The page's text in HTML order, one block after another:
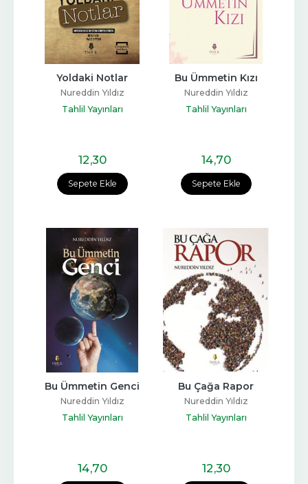
Sepete Ekle
Yoldaki Notlar
Nureddin Yıldız
Tahlil Yayınları
12,30
Sepete Ekle
Bu Ümmetin Kızı
Nureddin Yıldız
Tahlil Yayınları
14,70
Bu Ümmetin Genci
Nureddin Yıldız
Tahlil Yayınları
14,70
Bu Çağa Rapor
Nureddin Yıldız
Tahlil Yayınları
12,30